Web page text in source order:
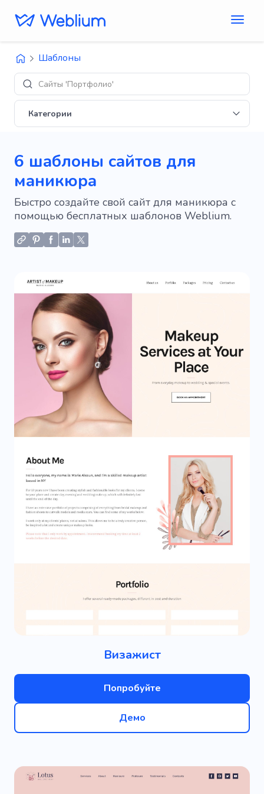
Шаблоны
Сайты 'Портфолио'
Категории
6 шаблоны сайтов для
маникюра
Быстро создайте свой сайт для маникюра с
помощью бесплатных шаблонов Weblium.
Визажист
Попробуйте
Демо